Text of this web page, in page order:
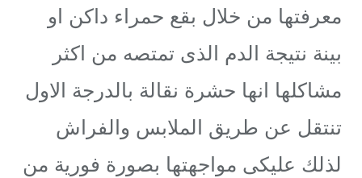
معرفتها من خلال بقع حمراء داكن او
بينة نتيجة الدم الذى تمتصه من اكثر
مشاكلها انها حشرة نقالة بالدرجة الاول
تنتقل عن طريق الملابس والفراش
لذلك عليكى مواجهتها بصورة فورية من